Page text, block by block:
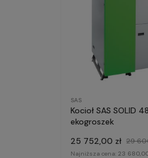
SAS
Kocioł SAS SOLID 48 kW
ekogroszek
25 752,00 zł 29
Najniższa cena: 23